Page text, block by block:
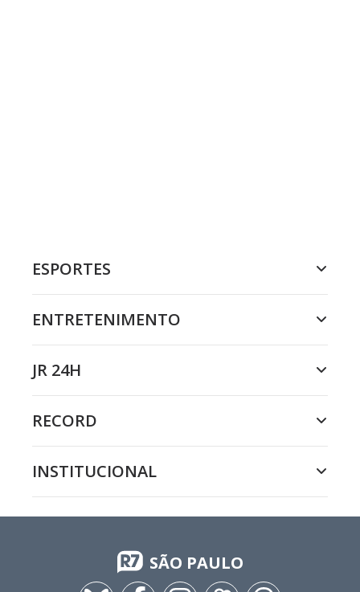
ESPORTES
ENTRETENIMENTO
JR 24H
RECORD
INSTITUCIONAL
SÃO PAULO